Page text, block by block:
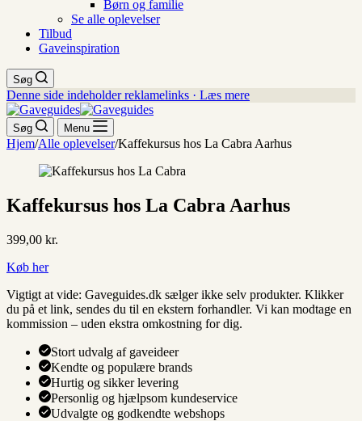
Børn og familie
Se alle oplevelser
Tilbud
Gaveinspiration
Søg
Denne side indeholder reklamelinks · Læs mere
Søg Menu
Hjem/Alle oplevelser/Kaffekursus hos La Cabra Aarhus
Kaffekursus hos La Cabra Aarhus
399,00 kr.
Køb her
Vigtigt at vide: Gaveguides.dk sælger ikke selv produkter. Klikker
du på et link, sendes du til en ekstern forhandler. Vi kan modtage en
kommission – uden ekstra omkostning for dig.
Stort udvalg af gaveideer
Kendte og populære brands
Hurtig og sikker levering
Personlig og hjælpsom kundeservice
Udvalgte og godkendte webshops